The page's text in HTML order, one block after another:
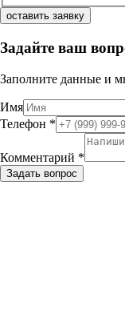
оставить заявку
Задайте ваш
Заполните данные и
Имя
Телефон *
Комментарий *
Задать вопрос